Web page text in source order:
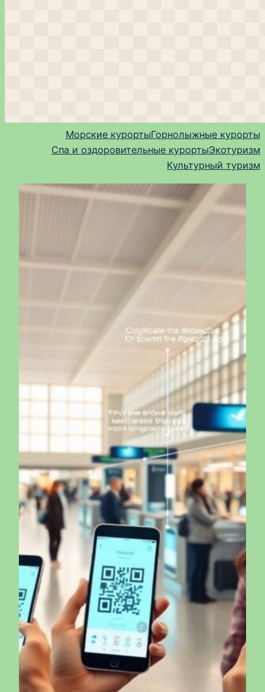
Морские курортыГорнолыжные курорты
Спа и оздоровительные курортыЭкотуризм
Культурный туризм